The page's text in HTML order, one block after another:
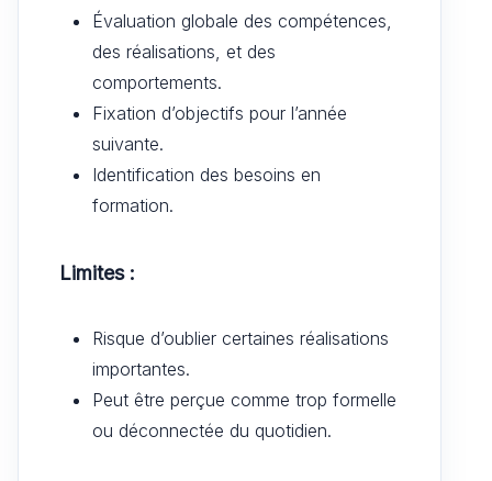
Évaluation globale des compétences,
des réalisations, et des
comportements.
Fixation d’objectifs pour l’année
suivante.
Identification des besoins en
formation.
Limites :
Risque d’oublier certaines réalisations
importantes.
Peut être perçue comme trop formelle
ou déconnectée du quotidien.